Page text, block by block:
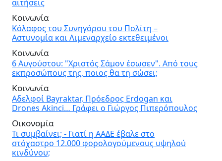
αιτήσεις
Κοινωνία
Κόλαφος του Συνηγόρου του Πολίτη –
Αστυνομία και Λιμεναρχείο εκτεθειμένοι
Κοινωνία
6 Αυγούστου: "Χριστός Σάμον έσωσεν". Από τους
εκπροσώπους της, ποιος θα τη σώσει;
Κοινωνία
Αδελφοί Bayraktar, Πρόεδρος Erdogan και
Drones Akinci… Γράφει ο Γιώργος Πιπερόπουλος
Οικονομία
Τι συμβαίνει; - Γιατί η ΑΑΔΕ έβαλε στο
στόχαστρο 12.000 φορολογούμενους υψηλού
κινδύνου;